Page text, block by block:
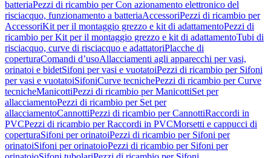
batteriaPezzi di ricambio per Con azionamento elettronico del
risciacquo, funzionamento a batteriaAccessoriPezzi di ricambio per
AccessoriKit per il montaggio grezzo e kit di adattamentoPezzi di
ricambio per Kit per il montaggio grezzo e kit di adattamentoTubi di
risciacquo, curve di risciacquo e adattatoriPlacche di
coperturaComandi d’usoAllacciamenti agli apparecchi per vasi,
orinatoi e bidetSifoni per vasi e vuotatoiPezzi di ricambio per Sifoni
per vasi e vuotatoiSifoniCurve tecnichePezzi di ricambio per Curve
tecnicheManicottiPezzi di ricambio per ManicottiSet per
allacciamentoPezzi di ricambio per Set per
allacciamentoCannottiPezzi di ricambio per CannottiRaccordi in
PVCPezzi di ricambio per Raccordi in PVCMorsetti e cappucci di
coperturaSifoni per orinatoiPezzi di ricambio per Sifoni per
orinatoiSifoni per orinatoioPezzi di ricambio per Sifoni per